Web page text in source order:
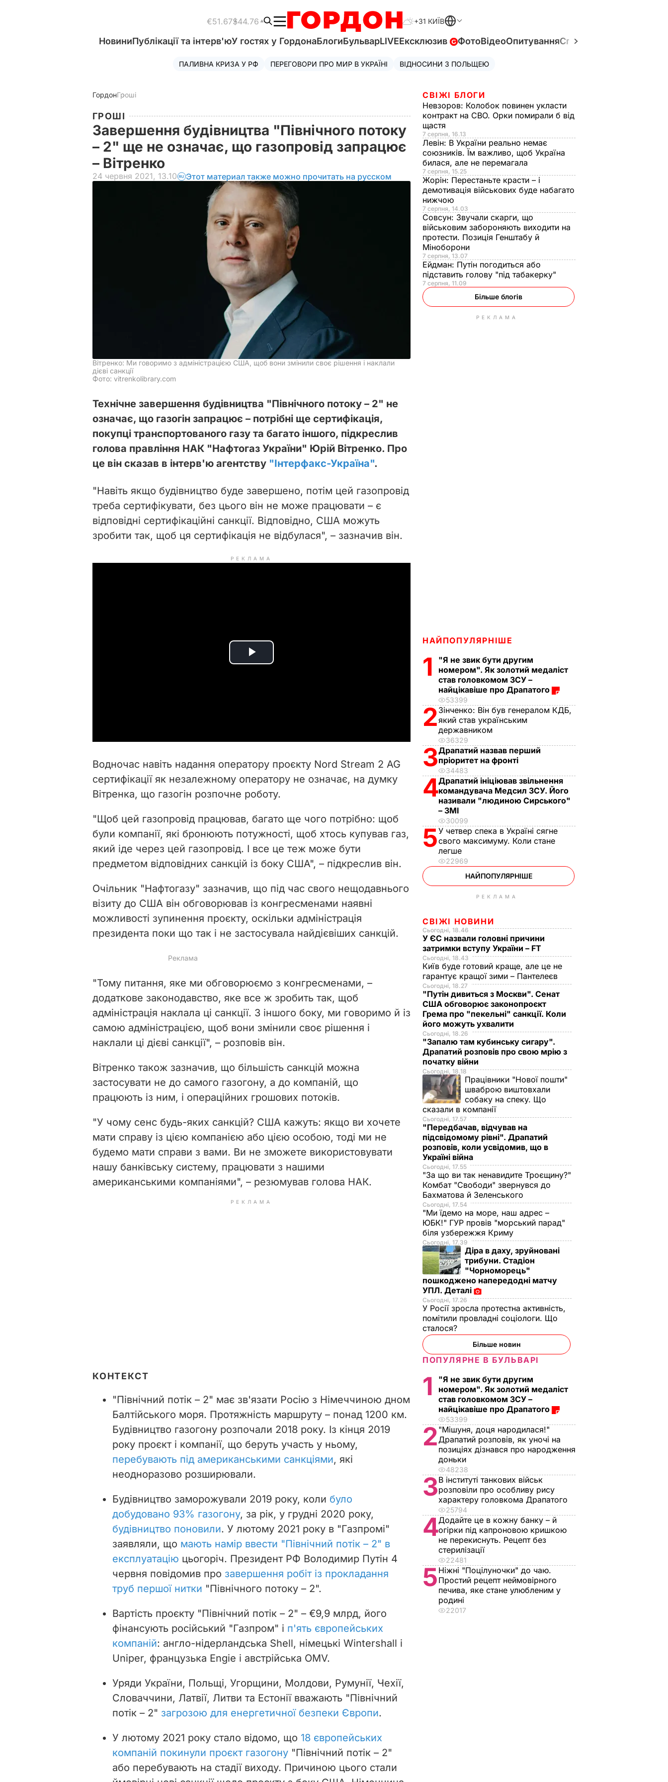
€51.67$44.76 +31 КИЇВ
НовиниПублікації та інтерв'юУ гостях у ГордонаБлогиБульварLIVEЕксклюзив ФотоВідеоОпитуванняСпецпроєкти
ПАЛИВНА КРИЗА У РФ ПЕРЕГОВОРИ ПРО МИР В УКРАЇНІ ВІДНОСИНИ З ПОЛЬЩЕЮ
ГордонГроші
ГРОШІ
Завершення будівництва "Північного потоку
– 2" ще не означає, що газопровід запрацює
– Вітренко
24 червня 2021, 13.10 Этот материал также можно прочитать на русском
Вітренко: Ми говоримо з адміністрацією США, щоб вони змінили своє рішення і наклали
дієві санкції
Фото: vitrenkolibrary.com
Технічне завершення будівництва "Північного потоку – 2" не
означає, що газогін запрацює – потрібні ще сертифікація,
покупці транспортованого газу та багато іншого, підкреслив
голова правління НАК "Нафтогаз України" Юрій Вітренко. Про
це він сказав в інтерв'ю агентству "Інтерфакс-Україна".
"Навіть якщо будівництво буде завершено, потім цей газопровід
треба сертифікувати, без цього він не може працювати – є
відповідні сертифікаційні санкції. Відповідно, США можуть
зробити так, щоб ця сертифікація не відбулася", – зазначив він.
РЕКЛАМА
P
i
d
e
o
Водночас навіть надання оператору проєкту Nord Stream 2 AG
сертифікації як незалежному оператору не означає, на думку
Вітренка, що газогін розпочне роботу.
"Щоб цей газопровід працював, багато ще чого потрібно: щоб
були компанії, які бронюють потужності, щоб хтось купував газ,
який іде через цей газопровід. І все це теж може бути
предметом відповідних санкцій із боку США", – підкреслив він.
Очільник "Нафтогазу" зазначив, що під час свого нещодавнього
візиту до США він обговорював із конгресменами наявні
можливості зупинення проєкту, оскільки адміністрація
президента поки що так і не застосувала найдієвіших санкцій.
"Тому питання, яке ми обговорюємо з конгресменами, –
додаткове законодавство, яке все ж зробить так, щоб
адміністрація наклала ці санкції. З іншого боку, ми говоримо й із
самою адміністрацією, щоб вони змінили своє рішення і
наклали ці дієві санкції", – розповів він.
Вітренко також зазначив, що більшість санкцій можна
застосувати не до самого газогону, а до компаній, що
працюють із ним, і операційних грошових потоків.
"У чому сенс будь-яких санкцій? США кажуть: якщо ви хочете
мати справу із цією компанією або цією особою, тоді ми не
будемо мати справи з вами. Ви не зможете використовувати
нашу банківську систему, працювати з нашими
американськими компаніями", – резюмував голова НАК.
РЕКЛАМА
КОНТЕКСТ
"Північний потік – 2" має зв'язати Росію з Німеччиною дном
Балтійського моря. Протяжність маршруту – понад 1200 км.
Будівництво газогону розпочали 2018 року. Із кінця 2019
року проєкт і компанії, що беруть участь у ньому,
перебувають під американськими санкціями, які
неодноразово розширювали.
Будівництво заморожували 2019 року, коли було
добудовано 93% газогону, за рік, у грудні 2020 року,
будівництво поновили. У лютому 2021 року в "Газпромі"
заявляли, що мають намір ввести "Північний потік – 2" в
експлуатацію цьогоріч. Президент РФ Володимир Путін 4
червня повідомив про завершення робіт із прокладання
труб першої нитки "Північного потоку – 2".
Вартість проєкту "Північний потік – 2" – €9,9 млрд, його
фінансують російський "Газпром" і п'ять європейських
компаній: англо-нідерландська Shell, німецькі Wintershall і
Uniper, французька Engie і австрійська OMV.
Уряди України, Польщі, Угорщини, Молдови, Румунії, Чехії,
Словаччини, Латвії, Литви та Естонії вважають "Північний
потік – 2" загрозою для енергетичної безпеки Європи.
У лютому 2021 року стало відомо, що 18 європейських
компаній покинули проєкт газогону "Північний потік – 2"
або перебувають на стадії виходу. Причиною цього стали
СВІЖІ БЛОГИ
Невзоров: Колобок повинен укласти
контракт на СВО. Орки помирали б від
щастя
7 серпня, 16.13
Левін: В України реально немає
союзників. Їм важливо, щоб Україна
билася, але не перемагала
7 серпня, 15.25
Жорін: Перестаньте красти – і
демотивація військових буде набагато
нижчою
7 серпня, 14.03
Совсун: Звучали скарги, що
військовим забороняють виходити на
протести. Позиція Генштабу й
Міноборони
7 серпня, 13.07
Ейдман: Путін погодиться або
підставить голову "під табакерку"
7 серпня, 11.09
Більше блогів
РЕКЛАМА
НАЙПОПУЛЯРНІШЕ
1
"Я не звик бути другим
номером". Як золотий медаліст
став головкомом ЗСУ –
найцікавіше про Драпатого
53399
2 Зінченко: Він був генералом КДБ,
який став українським
державником
36329
3Драпатий назвав перший
пріоритет на фронті
34483
4Драпатий ініціював звільнення
командувача Медсил ЗСУ. Його
називали "людиною Сирського"
– ЗМІ
30099
5У четвер спека в Україні сягне
свого максимуму. Коли стане
легше
22969
НАЙПОПУЛЯРНІШЕ
РЕКЛАМА
СВІЖІ НОВИНИ
Сьогодні, 18.46
У ЄС назвали головні причини
затримки вступу України – FT
Сьогодні, 18.43
Київ буде готовий краще, але це не
гарантує кращої зими – Пантелеєв
Сьогодні, 18.27
"Путін дивиться з Москви". Сенат
США обговорює законопроєкт
Грема про "пекельні" санкції. Коли
його можуть ухвалити
Сьогодні, 18.26
"Запалю там кубинську сигару".
Драпатий розповів про свою мрію з
початку війни
Сьогодні, 18.18
Працівники "Нової пошти"
шваброю виштовхали
собаку на спеку. Що
сказали в компанії
Сьогодні, 17.57
"Передбачав, відчував на
підсвідомому рівні". Драпатий
розповів, коли усвідомив, що в
Україні війна
Сьогодні, 17.55
"За що ви так ненавидите Троєщину?"
Комбат "Свободи" звернувся до
Бахматова й Зеленського
Сьогодні, 17.54
"Ми їдемо на море, наш адрес –
ЮБК!" ГУР провів "морський парад"
біля узбережжя Криму
Сьогодні, 17.39
Діра в даху, зруйновані
трибуни. Стадіон
"Чорноморець"
пошкоджено напередодні матчу
УПЛ. Деталі
Сьогодні, 17.26
У Росії зросла протестна активність,
помітили провладні соціологи. Що
сталося?
Більше новин
ПОПУЛЯРНЕ В БУЛЬВАРІ
1
"Я не звик бути другим
номером". Як золотий медаліст
став головкомом ЗСУ –
найцікавіше про Драпатого
53399
2 "Мішуня, доця народилася!"
Драпатий розповів, як уночі на
позиціях дізнався про народження
доньки
48238
3В інституті танкових військ
розповіли про особливу рису
характеру головкома Драпатого
25794
4Додайте це в кожну банку – й
огірки під капроновою кришкою
не перекиснуть. Рецепт без
стерилізації
22481
5 Ніжні "Поцілуночки" до чаю.
Простий рецепт неймовірного
печива, яке стане улюбленим у
родині
22017